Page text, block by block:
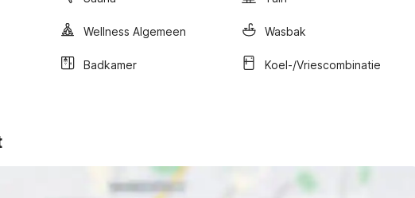
Wellness Algemeen Wasbak
Badkamer Koel-/vriescombinatie